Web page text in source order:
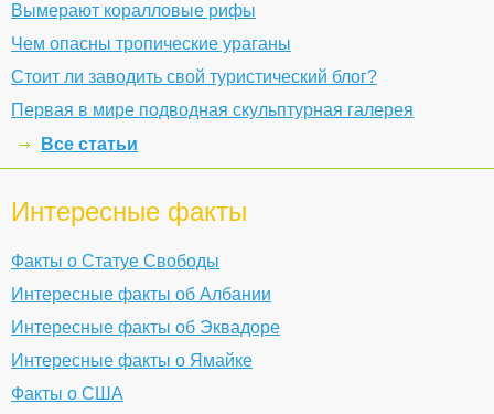
Вымерают коралловые рифы
Чем опасны тропические ураганы
Стоит ли заводить свой туристический блог?
Первая в мире подводная скульптурная галерея
Все статьи
Интересные факты
Факты о Статуе Свободы
Интересные факты об Албании
Интересные факты об Эквадоре
Интересные факты о Ямайке
Факты о США